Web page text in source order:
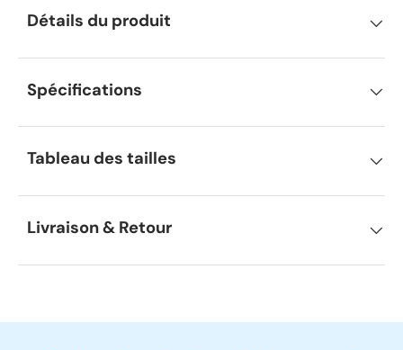
Détails du produit
Spécifications
Tableau des tailles
Livraison & Retour